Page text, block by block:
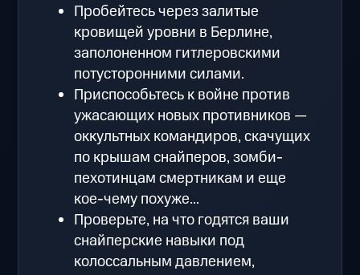
Пробейтесь через залитые
кровищей уровни в Берлине,
заполоненном гитлеровскими
потусторонними силами.
Приспособьтесь к войне против
ужасающих новых противников —
оккультных командиров, скачущих
по крышам снайперов, зомби-
пехотинцам смертникам и еще
кое-чему похуже...
Проверьте, на что годятся ваши
снайперские навыки под
колоссальным давлением,